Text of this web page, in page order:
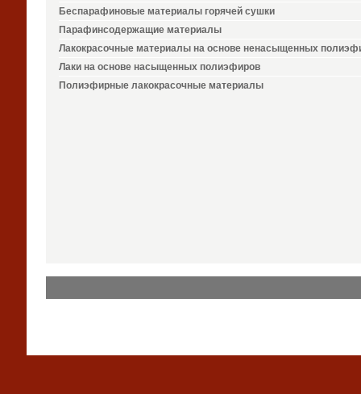
Беспарафиновые материалы горячей сушки
Парафинсодержащие материалы
Лакокрасочные материалы на основе ненасыщенных
Лаки на основе насыщенных полиэфиров
Полиэфирные лакокрасочные материалы